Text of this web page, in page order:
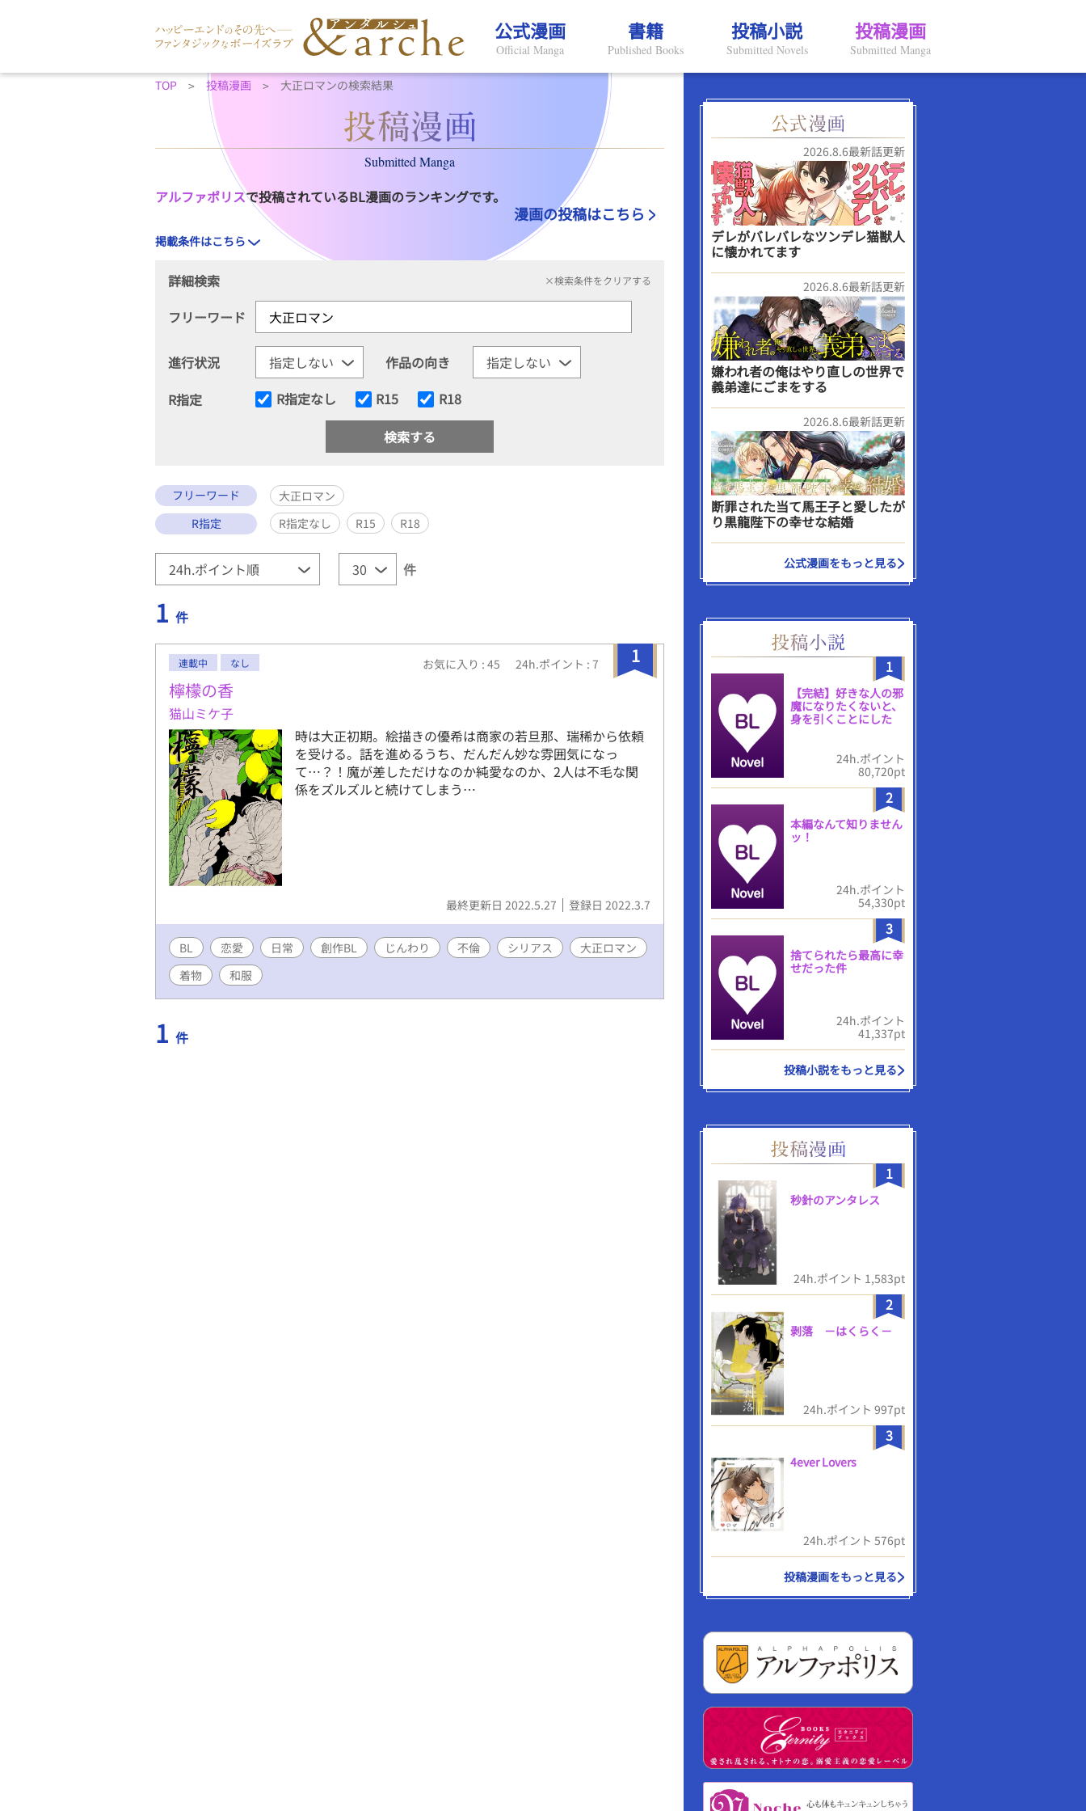
公式漫画
Official Manga
書籍
Published Books
投稿小説
Submitted Novels
投稿漫画
Submitted Manga
TOP 投稿漫画 大正ロマンの検索結果
Submitted Manga
アルファポリスで投稿されているBL漫画のランキングです。
漫画の投稿はこちら
掲載条件はこちら
詳細検索 ×検索条件をクリアする
フリーワード
進行状況
作品の向き
R指定
R指定なし R15 R18
フリーワード
大正ロマン
R指定
R指定なし R15 R18
件
1 件
1
連載中 なし お気に入り : 45 24h.ポイント : 7
檸檬の香
猫山ミケ子
時は大正初期。絵描きの優希は商家の若旦那、瑞稀から依頼
を受ける。話を進めるうち、だんだん妙な雰囲気になっ
て…？！魔が差しただけなのか純愛なのか、2人は不毛な関
係をズルズルと続けてしまう…
最終更新日 2022.5.27 登録日 2022.3.7
BL 恋愛 日常 創作BL じんわり 不倫 シリアス
大正ロマン
着物
和服
1 件
2026.8.6最新話更新
デレがバレバレなツンデレ猫獣人
に懐かれてます
2026.8.6最新話更新
嫌われ者の俺はやり直しの世界で
義弟達にごまをする
2026.8.6最新話更新
断罪された当て馬王子と愛したが
り黒龍陛下の幸せな結婚
公式漫画をもっと見る
1
【完結】好きな人の邪
魔になりたくないと、
身を引くことにした
24h.ポイント
80,720pt
2
本編なんて知りません
ッ！
24h.ポイント
54,330pt
3
捨てられたら最高に幸
せだった件
24h.ポイント
41,337pt
投稿小説をもっと見る
1
秒針のアンタレス
24h.ポイント 1,583pt
2
剥落 －はくらく－
24h.ポイント 997pt
3
4ever Lovers
24h.ポイント 576pt
投稿漫画をもっと見る